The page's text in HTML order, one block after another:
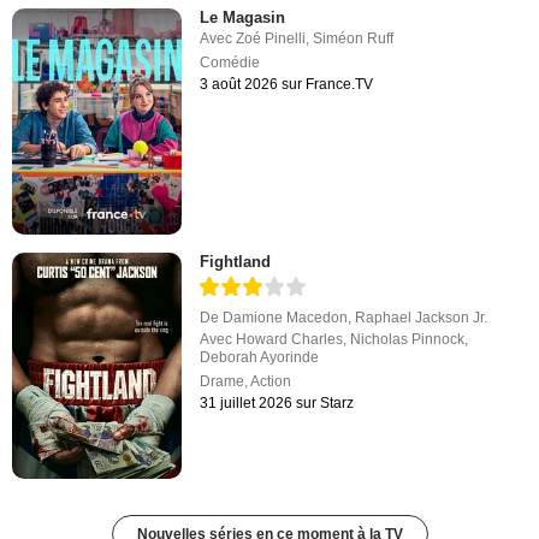
Le Magasin
AvecZoé Pinelli,Siméon Ruff
Comédie
3 août 2026 sur France.TV
Fightland
De Damione Macedon, Raphael Jackson Jr.
Avec Howard Charles, Nicholas Pinnock,
Deborah Ayorinde
Drame,Action
31 juillet 2026 sur Starz
Nouvelles séries en ce moment à la TV